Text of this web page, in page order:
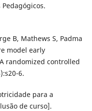
B, Mathews S, Padma
model early
randomized controlled
6.
para a
de curso].